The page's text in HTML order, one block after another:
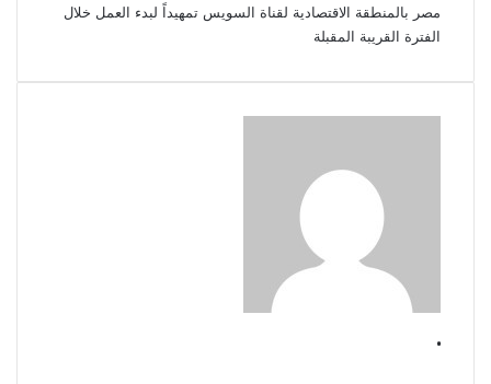
مصر بالمنطقة الاقتصادية لقناة السويس تمهيداً لبدء العمل خلال
الفترة القريبة المقبلة
.